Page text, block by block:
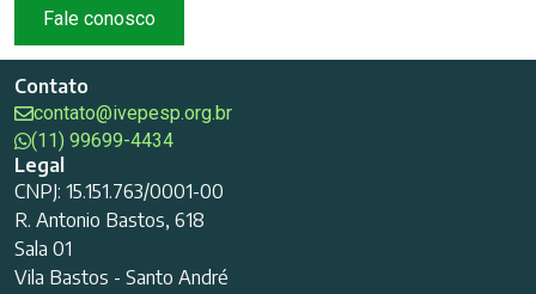
Fale conosco
Contato
contato@ivepesp.org.br
(11) 99699-4434
Legal
CNPJ: 15.151.763/0001-00
R. Antonio Bastos, 618
Sala 01
Vila Bastos - Santo André